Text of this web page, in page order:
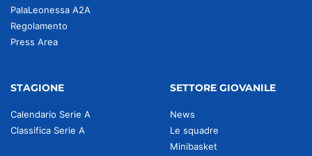
PalaLeonessa A2A
Regolamento
Press Area
STAGIONE
Calendario Serie A
Classifica Serie A
SETTORE GIOVANILE
News
Le squadre
Minibasket